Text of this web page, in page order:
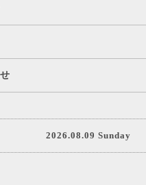
2026.08.09 Sunday